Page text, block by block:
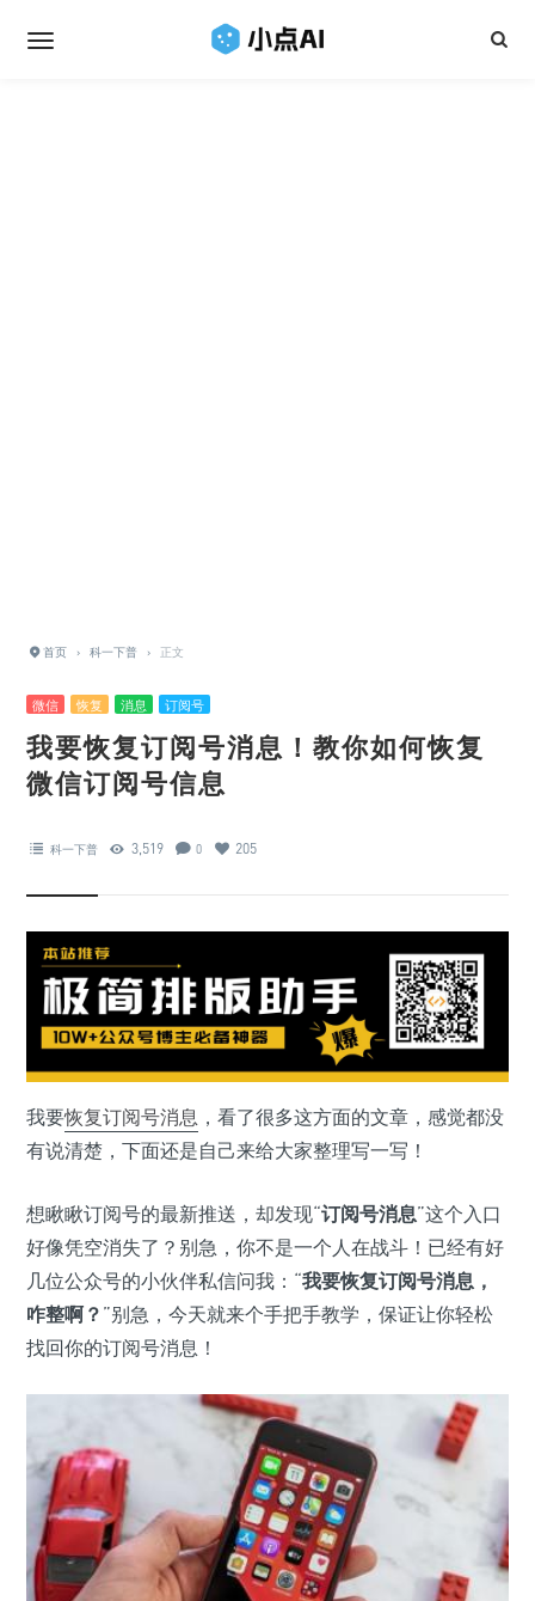
首页 › 科一下普 › 正文
微信 恢复 消息 订阅号
我要恢复订阅号消息！教你如何恢复
微信订阅号信息
科一下普 3,519 0 205
我要恢复订阅号消息 ，看了很多这方面的文章，感觉都没
有说清楚，下面还是自己来给大家整理写一写！
想瞅瞅订阅号的最新推送，却发现“订阅号消息”这个入口
好像凭空消失了？别急，你不是一个人在战斗！已经有好
几位公众号的小伙伴私信问我：“我要恢复订阅号消息，
咋整啊？ ”别急，今天就来个手把手教学，保证让你轻松
找回你的订阅号消息！